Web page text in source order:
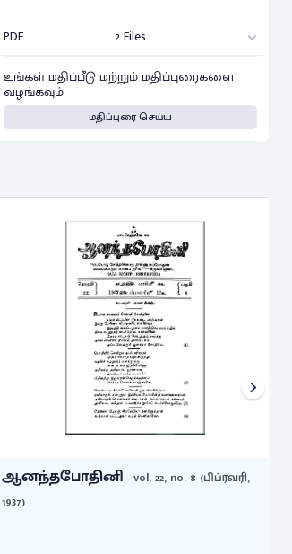
PDF 2 Files
உங்கள் மதிப்பீடு மற்றும் மதிப்புரைகளை
வழங்கவும்
மதிப்புரை செய்ய
ஆனந்தபோதினி- vol. 22, no. 8 (பிப்ரவரி,
1937)